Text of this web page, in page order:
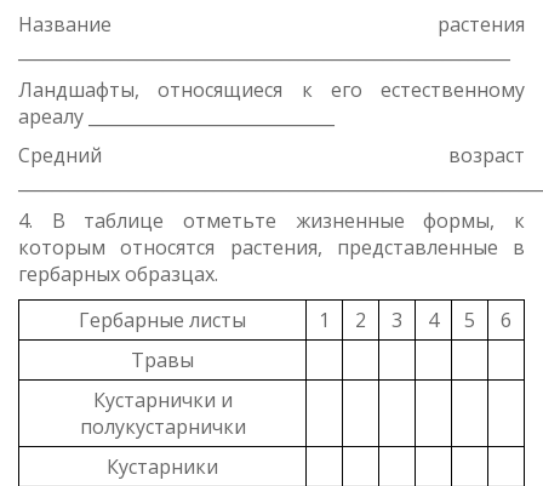
Название растения
Ландшафты, относящиеся к его естественному
ареалу _____________________________
Средний возраст
4. В таблице отметьте жизненные формы, к
которым относятся растения, представленные в
гербарных образцах.
Гербарные листы
1 2 3 4 5
6
Травы
Кустарнички и
полукустарнички
Кустарники